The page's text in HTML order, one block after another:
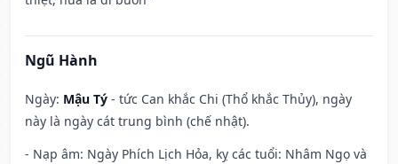
Ngũ Hành
Ngày: Mậu Tý - tức Can khắc Chi (Thổ khắc Thủy), ngày
này là ngày cát trung bình (chế nhật).
- Nạp âm: Ngày Phích Lịch Hỏa, kỵ các tuổi: Nhâm Ngọ và